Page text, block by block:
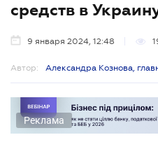
средств в
9 января 2024, 12:48
Автор: Александра Кознова,
Реклама